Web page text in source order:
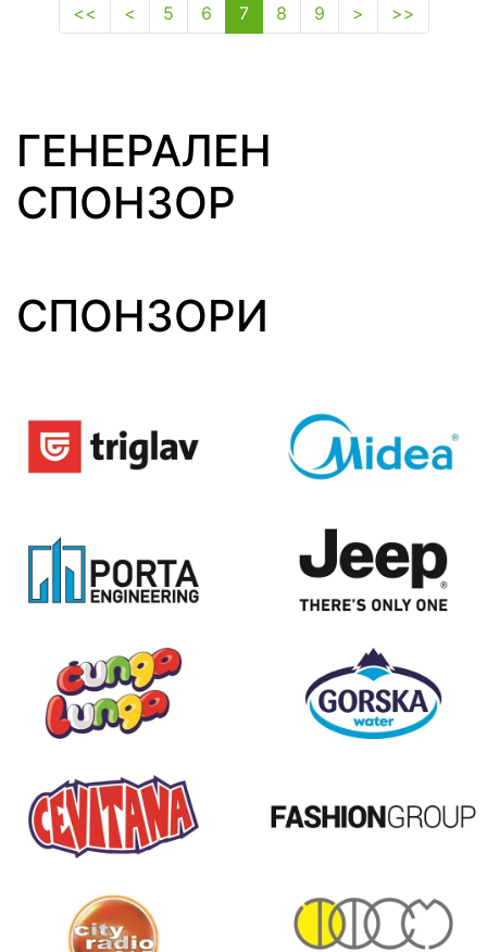
<< < 5 6 7 8 9 > >>
ГЕНЕРАЛЕН
СПОНЗОР
СПОНЗОРИ